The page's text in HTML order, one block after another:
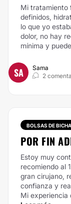
Mi tratamiento
definidos,
lo que yo
dolor, no hay
mínima y
SA
Sama
2
BOLSAS DE
POR FIN
Estoy muy
recomiendo al
gran cirujano,
confianza y
Mi experiencia